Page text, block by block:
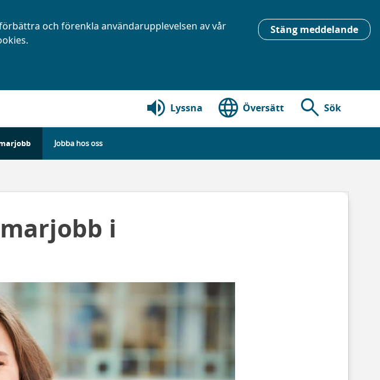
Stäng meddelande
och förenkla användarupplevelsen av vår
volume_up Lyssna language Översätt search Sök
Jobba hos oss
i